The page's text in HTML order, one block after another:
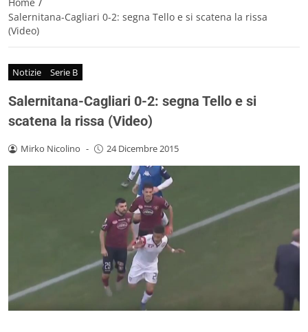
Home
Salernitana-Cagliari 0-2: segna Tello e si scatena la rissa
(Video)
Notizie Serie B
Salernitana-Cagliari 0-2: segna Tello e si
scatena la rissa (Video)
Mirko Nicolino - 24 Dicembre 2015